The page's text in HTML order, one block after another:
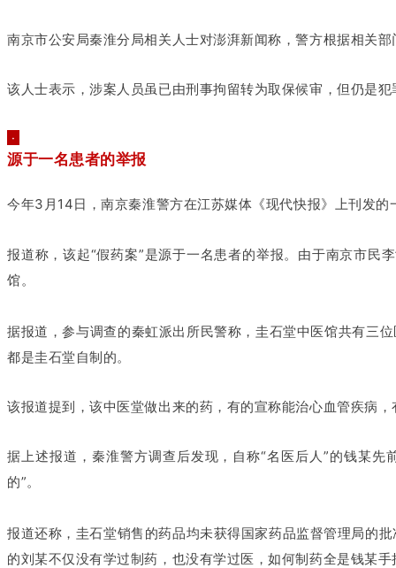
南京市公安局秦淮分局相关人士对澎湃新闻称，警方根据相关
该人士表示，涉案人员虽已由刑事拘留转为取保候审，但仍是
·
源于一名患者的举报
今年3月14日，南京秦淮警方在江苏媒体《现代快报》上刊发
报道称，该起“假药案”是源于一名患者的举报。由于南京市
馆。
据报道，参与调查的秦虹派出所民警称，圭石堂中医馆共有三
都是圭石堂自制的。
该报道提到，该中医堂做出来的药，有的宣称能治心血管疾病
据上述报道，秦淮警方调查后发现，自称“名医后人”的钱某
的”。
报道还称，圭石堂销售的药品均未获得国家药品监督管理局的
的刘某不仅没有学过制药，也没有学过医，如何制药全是钱某